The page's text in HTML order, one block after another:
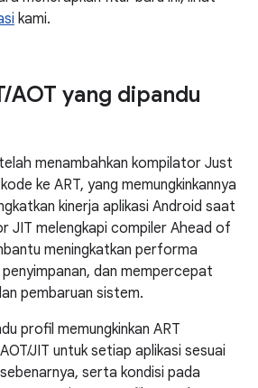
kami.
/AOT yang dipandu
menambahkan kompilator Just
ke ART, yang memungkinkannya
kinerja aplikasi Android saat
JIT melengkapi compiler Ahead of
meningkatkan performa
dan mempercepat
pembaruan sistem.
profil memungkinkan ART
JIT untuk setiap aplikasi sesuai
serta kondisi pada